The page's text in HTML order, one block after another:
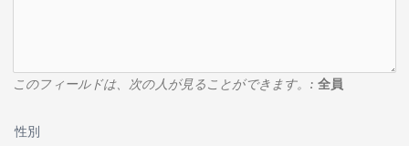
このフィールドは、次の人が見ることができます。: 全員
性別